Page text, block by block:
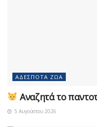
ΑΔΈΣΠΟΤΑ ΖΏΑ
Αναζητά το
5 Αυγούστου 2026